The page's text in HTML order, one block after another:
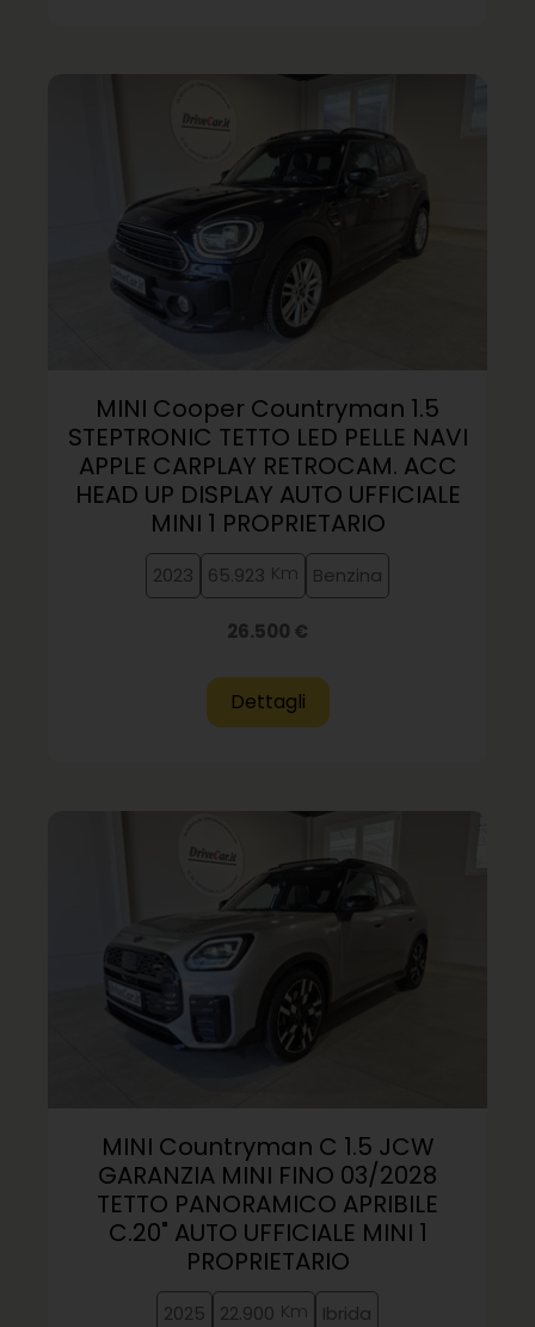
MINI Cooper Countryman 1.5
STEPTRONIC TETTO LED PELLE NAVI
APPLE CARPLAY RETROCAM. ACC
HEAD UP DISPLAY AUTO UFFICIALE
MINI 1 PROPRIETARIO
26.500 €
2023 Km
65.923 Benzina
MINI Countryman C 1.5 JCW
GARANZIA MINI FINO 03/2028
TETTO PANORAMICO APRIBILE
C.20" AUTO UFFICIALE MINI 1
PROPRIETARIO
2025 Km
22.900 Ibrida